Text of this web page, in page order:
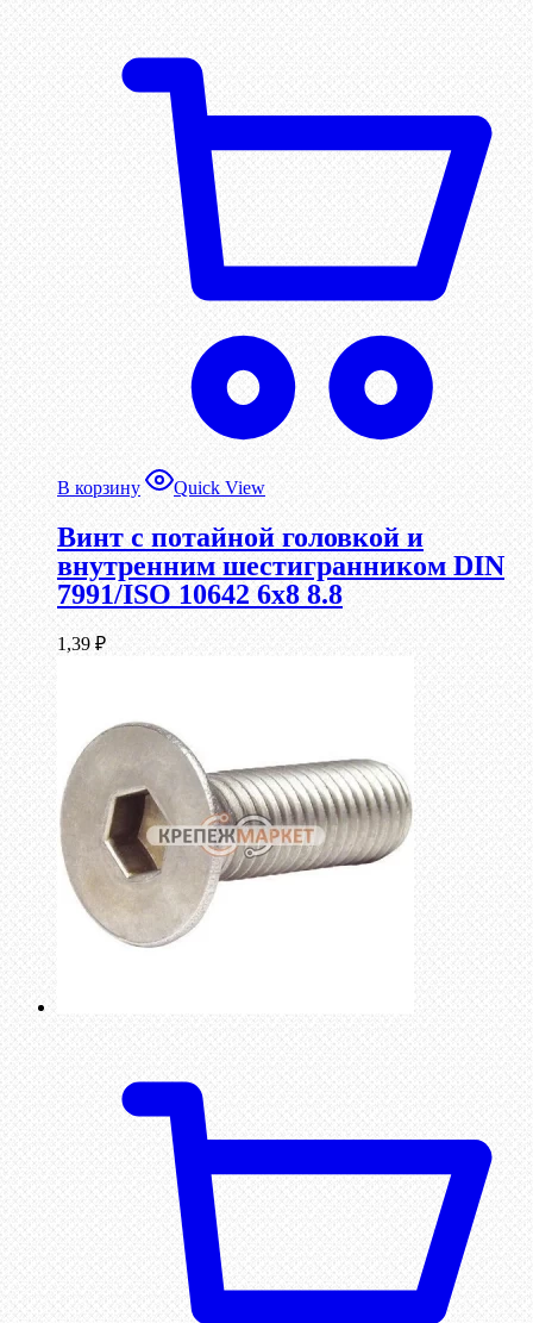
В корзину Quick View
Винт с потайной головкой и
внутренним шестигранником DIN
7991/ISO 10642 6х8 8.8
1,39 ₽